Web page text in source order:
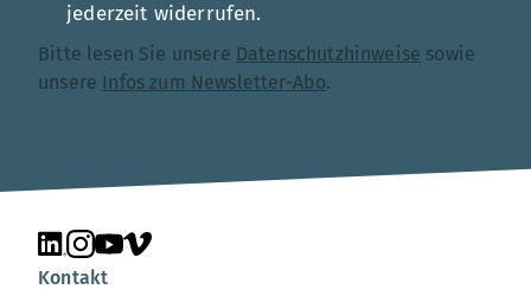
jederzeit widerrufen.
Bitte lesen Sie unsere Datenschutzhinweise sowie
unsere Infos zum Newsletter-Abo.
Unsere Seite auf LinkedIn
Unsere Seite auf Instagram
Unsere Seite auf YouTube
Unsere Seite auf Vimeo
Kontakt